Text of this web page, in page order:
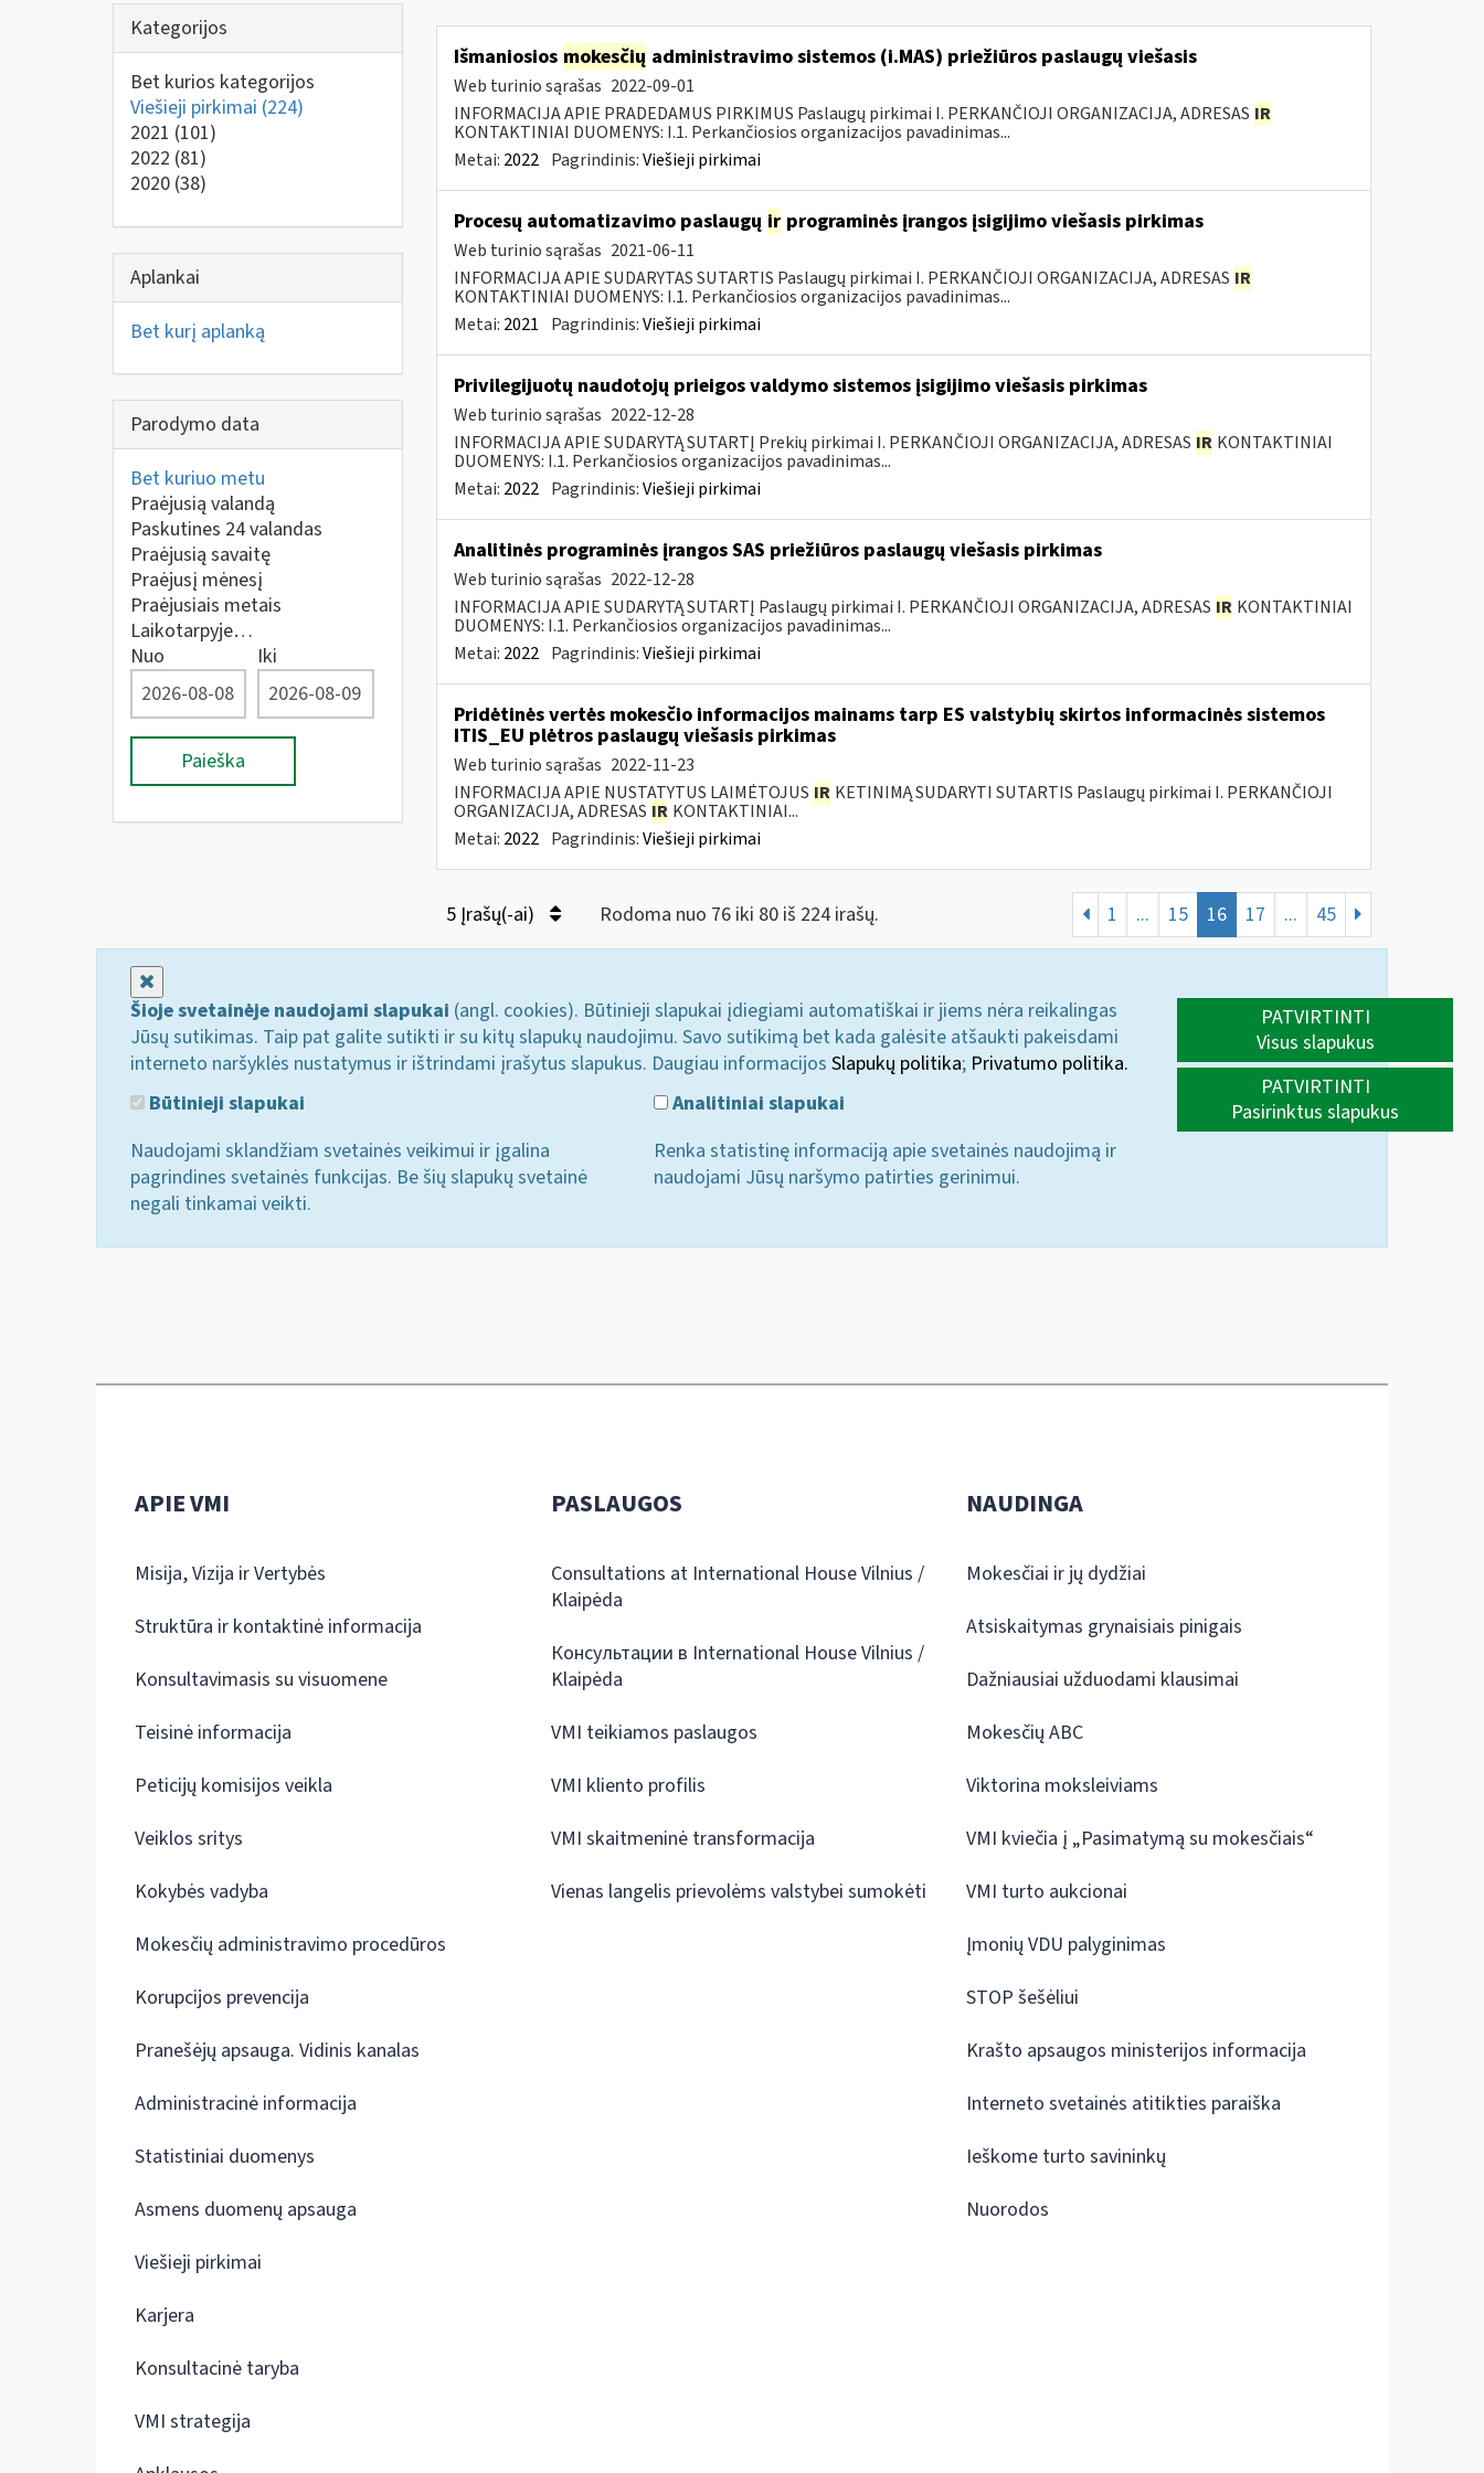
Kategorijos
Bet kurios kategorijos
Viešieji pirkimai (224)
2021 (101)
2022 (81)
2020 (38)
Aplankai
Bet kurį aplanką
Parodymo data
Bet kuriuo metu
Praėjusią valandą
Paskutines 24 valandas
Praėjusią savaitę
Praėjusį mėnesį
Praėjusiais metais
Laikotarpyje…
Nuo
Iki
Paieška
Išmaniosios mokesčių administravimo sistemos (i.MAS) priežiūros paslaugų viešasis
Web turinio sąrašas 2022-09-01
INFORMACIJA APIE PRADEDAMUS PIRKIMUS Paslaugų pirkimai I. PERKANČIOJI ORGANIZACIJA, ADRESAS IR
KONTAKTINIAI DUOMENYS: I.1. Perkančiosios organizacijos pavadinimas...
Metai: 2022 Pagrindinis:Viešieji pirkimai
Procesų automatizavimo paslaugų irprograminės įrangos įsigijimo viešasis pirkimas
Web turinio sąrašas 2021-06-11
INFORMACIJA APIE SUDARYTAS SUTARTIS Paslaugų pirkimai I. PERKANČIOJI ORGANIZACIJA, ADRESAS IR
KONTAKTINIAI DUOMENYS: I.1. Perkančiosios organizacijos pavadinimas...
Metai: 2021 Pagrindinis:Viešieji pirkimai
Privilegijuotų naudotojų prieigos valdymo sistemos įsigijimo viešasis pirkimas
Web turinio sąrašas 2022-12-28
INFORMACIJA APIE SUDARYTĄ SUTARTĮ Prekių pirkimai I. PERKANČIOJI ORGANIZACIJA, ADRESAS IR KONTAKTINIAI
DUOMENYS: I.1. Perkančiosios organizacijos pavadinimas...
Metai: 2022 Pagrindinis:Viešieji pirkimai
Analitinės programinės įrangos SAS priežiūros paslaugų viešasis pirkimas
Web turinio sąrašas 2022-12-28
INFORMACIJA APIE SUDARYTĄ SUTARTĮ Paslaugų pirkimai I. PERKANČIOJI ORGANIZACIJA, ADRESAS IR KONTAKTINIAI
DUOMENYS: I.1. Perkančiosios organizacijos pavadinimas...
Metai: 2022 Pagrindinis:Viešieji pirkimai
Pridėtinės vertės mokesčio informacijos mainams tarp ES valstybių skirtos informacinės sistemos
ITIS_EU plėtros paslaugų viešasis pirkimas
Web turinio sąrašas 2022-11-23
INFORMACIJA APIE NUSTATYTUS LAIMĖTOJUS IR KETINIMĄ SUDARYTI SUTARTIS Paslaugų pirkimai I. PERKANČIOJI
ORGANIZACIJA, ADRESAS IR KONTAKTINIAI...
Metai: 2022 Pagrindinis:Viešieji pirkimai
5 Įrašų(-ai) Rodoma nuo 76 iki 80 iš 224 irašų. 1 ... 15 16 17 ... 45
Šioje svetainėje naudojami slapukai (angl. cookies). Būtinieji slapukai įdiegiami automatiškai ir jiems nėra reikalingas
Jūsų sutikimas. Taip pat galite sutikti ir su kitų slapukų naudojimu. Savo sutikimą bet kada galėsite atšaukti pakeisdami
interneto naršyklės nustatymus ir ištrindami įrašytus slapukus. Daugiau informacijos Slapukų politika; Privatumo politika.
Būtinieji slapukai
Naudojami sklandžiam svetainės veikimui ir įgalina
pagrindines svetainės funkcijas. Be šių slapukų svetainė
negali tinkamai veikti.
Analitiniai slapukai
Renka statistinę informaciją apie svetainės naudojimą ir
naudojami Jūsų naršymo patirties gerinimui.
PATVIRTINTI
Visus slapukus
PATVIRTINTI
Pasirinktus slapukus
APIE VMI
Misija, Vizija ir Vertybės
Struktūra ir kontaktinė informacija
Konsultavimasis su visuomene
Teisinė informacija
Peticijų komisijos veikla
Veiklos sritys
Kokybės vadyba
Mokesčių administravimo procedūros
Korupcijos prevencija
Pranešėjų apsauga. Vidinis kanalas
Administracinė informacija
Statistiniai duomenys
Asmens duomenų apsauga
Viešieji pirkimai
Karjera
Konsultacinė taryba
VMI strategija
PASLAUGOS
Consultations at International House Vilnius /
Klaipėda
Консультации в International House Vilnius /
Klaipėda
VMI teikiamos paslaugos
VMI kliento profilis
VMI skaitmeninė transformacija
Vienas langelis prievolėms valstybei sumokėti
NAUDINGA
Mokesčiai ir jų dydžiai
Atsiskaitymas grynaisiais pinigais
Dažniausiai užduodami klausimai
Mokesčių ABC
Viktorina moksleiviams
VMI kviečia į „Pasimatymą su mokesčiais“
VMI turto aukcionai
Įmonių VDU palyginimas
STOP šešėliui
Krašto apsaugos ministerijos informacija
Interneto svetainės atitikties paraiška
Ieškome turto savininkų
Nuorodos